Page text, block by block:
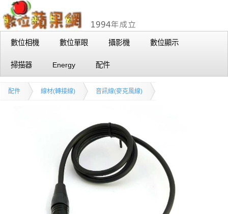
數位相機 數位單眼 攝影機 數位顯示
掃描器 Energy 配件
配件 線材(轉接線) 音訊線(麥克風線)